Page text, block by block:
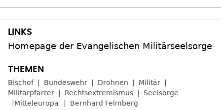
Homepage der Evangelischen Militärseelsorge
Bischof Bundeswehr Drohnen
Militär
Militärpfarrer
Rechtsextremismus
Seelsorge
Mitteleuropa
Bernhard Felmberg